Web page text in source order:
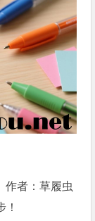
作者：草履虫
！